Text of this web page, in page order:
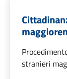
stranieri